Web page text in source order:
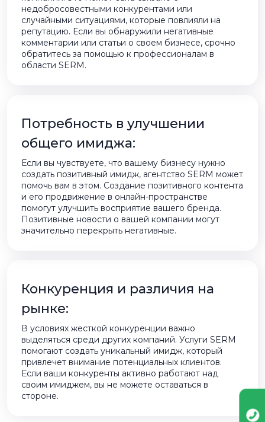
недобросовестными конкурентами или
случайными ситуациями, которые повлияли на
репутацию. Если вы обнаружили негативные
комментарии или статьи о своем бизнесе, срочно
обратитесь за помощью к профессионалам в
области SERM.
Потребность в улучшении
общего имиджа:
Если вы чувствуете, что вашему бизнесу нужно
создать позитивный имидж, агентство SERM может
помочь вам в этом. Создание позитивного контента
и его продвижение в онлайн-пространстве
помогут улучшить восприятие вашего бренда.
Позитивные новости о вашей компании могут
значительно перекрыть негативные.
Конкуренция и различия на
рынке:
В условиях жесткой конкуренции важно
выделяться среди других компаний. Услуги SERM
помогают создать уникальный имидж, который
привлечет внимание потенциальных клиентов.
Если ваши конкуренты активно работают над
своим имиджем, вы не можете оставаться в
стороне.